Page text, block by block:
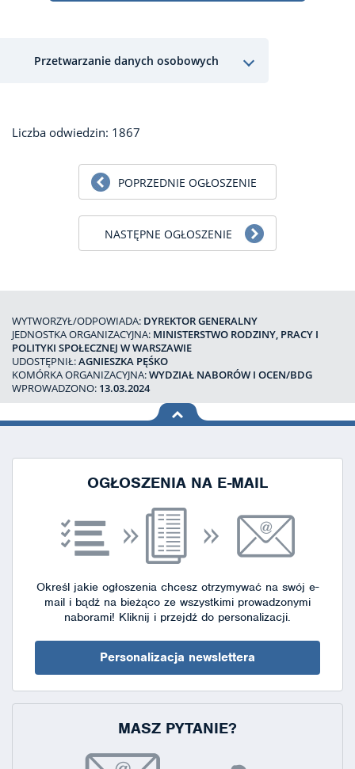
Przetwarzanie danych osobowych
Liczba odwiedzin: 1867
POPRZEDNIE OGŁOSZENIE
NASTĘPNE OGŁOSZENIE
WYTWORZYŁ/ODPOWIADA: DYREKTOR GENERALNY
JEDNOSTKA ORGANIZACYJNA: MINISTERSTWO RODZINY, PRACY I
POLITYKI SPOŁECZNEJ W WARSZAWIE
UDOSTĘPNIŁ:AGNIESZKA PĘŚKO
KOMÓRKA ORGANIZACYJNA:WYDZIAŁ NABORÓW I OCEN/BDG
WPROWADZONO: 13.03.2024
na górę
OGŁOSZENIA NA E-MAIL
Określ jakie ogłoszenia chcesz otrzymywać na swój e-
mail i bądź na bieżąco ze wszystkimi prowadzonymi
naborami! Kliknij i przejdź do personalizacji.
Personalizacja newslettera
MASZ PYTANIE?